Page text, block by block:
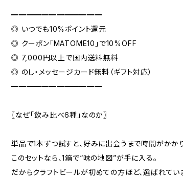
━━━━━━━━━━━━
◎ いつでも10%ポイント還元
◎ クーポン「MATOME10」で10%OFF
◎ 7,000円以上で国内送料無料
◎ のし・メッセージカード無料（ギフト対応）
━━━━━━━━━━━━
〖なぜ「飲み比べ6種」なのか〗
単品で1本ずつ試すと、好みに出会うまで時間がかかり
このセットなら、1箱で“味の地図”が手に入る。
だからクラフトビールが初めての方ほど、選ばれてい